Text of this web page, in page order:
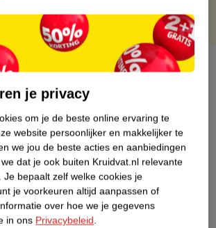
Score
Dit product heeft (nog) geen Nature
Impact Score.
je privacy
om je de beste online ervaring te
website persoonlijker en makkelijker te
we jou de beste acties en aanbiedingen
dat je ook buiten Kruidvat.nl relevante
Je bepaalt zelf welke cookies je
je voorkeuren altijd aanpassen of
over hoe we je gegevens
in ons Privacybeleid.